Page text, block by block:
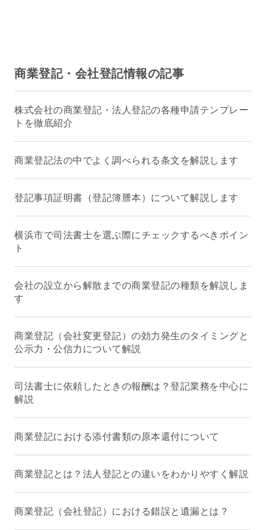
商業登記・会社登記情報の記事
株式会社の商業登記・法人登記の各種申請テンプレー
トを徹底紹介
商業登記法の中でよく調べられる条文を解説します
登記事項証明書（登記簿謄本）について解説します
横浜市で司法書士を選ぶ際にチェックするべきポイン
ト
会社の設立から解散までの商業登記の種類を解説しま
す
商業登記（会社変更登記）の効力発生のタイミングと
公示力・公信力について解説
司法書士に依頼したときの報酬は？登記業務を中心に
解説
商業登記における添付書類の原本還付について
商業登記とは？法人登記との違いをわかりやすく解説
商業登記（会社登記）における錯誤と遺漏とは？